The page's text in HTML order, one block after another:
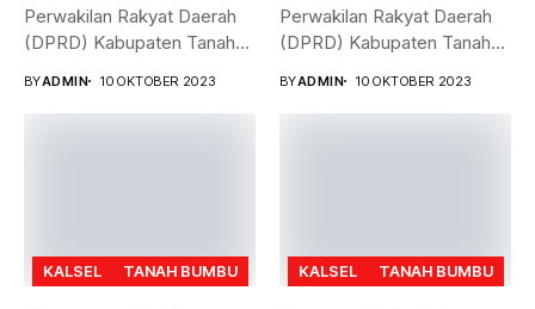
Perwakilan Rakyat Daerah
(DPRD) Kabupaten Tanah
BYADMIN 10 OKTOBER 2023
Perwakilan Rakyat Daerah
(DPRD) Kabupaten Tanah
BYADMIN 10 OKTOBER 2023
KALSEL TANAH BUMBU KALSEL TANAH BUMBU